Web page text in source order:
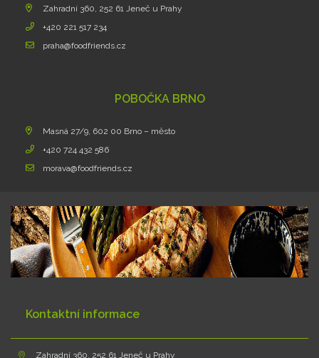
Zahradní 360, 252 61 Jeneč u Prahy
+420 221 517 234
praha@foodfriends.cz
POBOČKA BRNO
Masná 27/9, 602 00 Brno – město
+420 724 432 586
morava@foodfriends.cz
Kontaktní informace
Zahradní 360, 252 61 Jeneč u Prahy